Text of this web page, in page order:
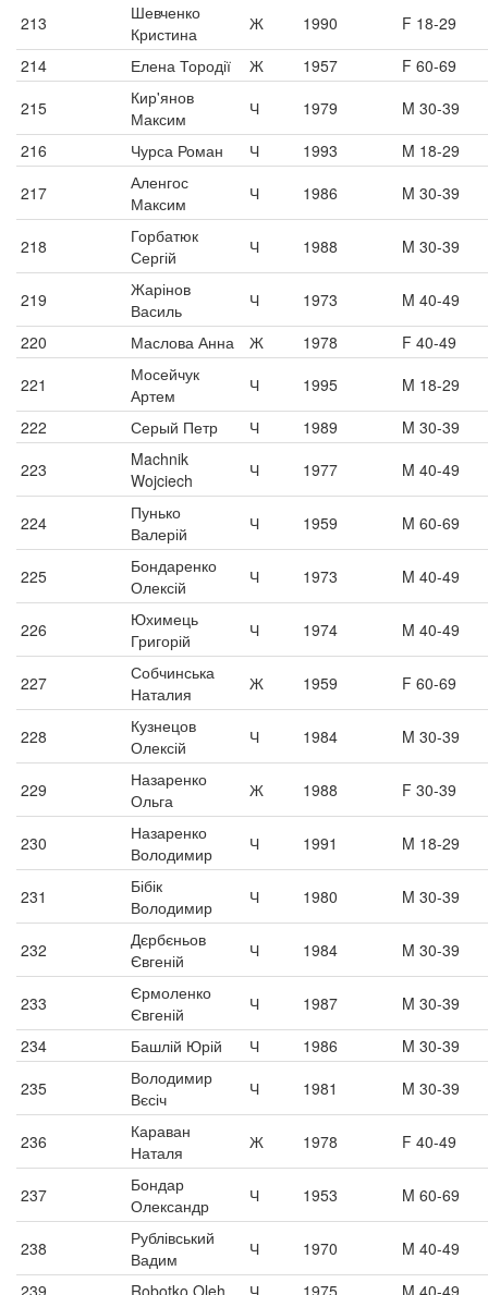
213
Шевченко
Кристина
Ж 1990
F 18-29
214
Елена Тородії Ж 1957
F 60-69
215
Кир'янов
Максим
Ч 1979
M 30-39
216
Чурса Роман Ч 1993
M 18-29
217
Аленгос
Максим
Ч 1986 M 30-39
218
Горбатюк
Сергій
Ч 1988 M 30-39
219
Жарінов
Василь
Ч 1973
M 40-49
220
Маслова Анна Ж 1978
F 40-49
221
Мосейчук
Артем
Ч 1995
M 18-29
222
Серый Петр Ч 1989
M 30-39
223
Machnik
Wojciech
Ч 1977 M 40-49
224
Пунько
Валерій
Ч 1959 M 60-69
225
Бондаренко
Олексій
Ч 1973 M 40-49
226
Юхимець
Григорій
Ч 1974 M 40-49
227
Собчинська
Наталия
Ж 1959 F 60-69
228
Кузнецов
Олексій
Ч 1984 M 30-39
229
Назаренко
Ольга
Ж 1988 F 30-39
230
Назаренко
Володимир
Ч 1991 M 18-29
231
Бібік
Володимир
Ч 1980 M 30-39
232
Дєрбєньов
Євгеній
Ч 1984 M 30-39
233
Єрмоленко
Євгеній
Ч 1987
M 30-39
234
Башлій Юрій Ч 1986
M 30-39
235
Володимир
Вєсіч
Ч 1981 M 30-39
236
Караван
Наталя
Ж 1978 F 40-49
237
Бондар
Олександр
Ч 1953 M 60-69
238
Рублівський
Вадим
Ч 1970
M 40-49
239
Robotko Oleh Ч 1975 M 40-49